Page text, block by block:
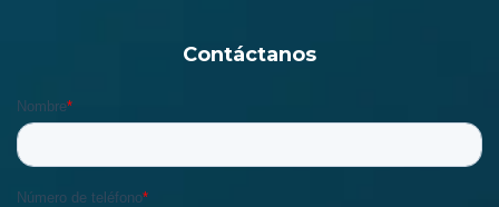
Contáctanos